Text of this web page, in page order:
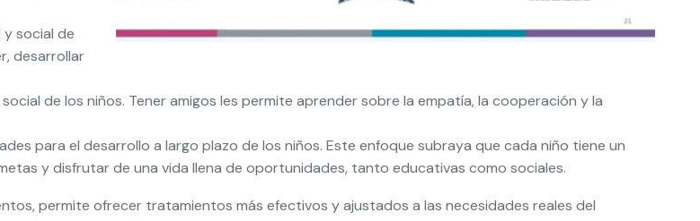
social de
desarrollar
de los niños. Tener amigos les permite aprender sobre la empatía, la cooperación y la
para el desarrollo a largo plazo de los niños. Este enfoque subraya que cada niño tiene un
y disfrutar de una vida llena de oportunidades, tanto educativas como sociales.
permite ofrecer tratamientos más efectivos y ajustados a las necesidades reales del